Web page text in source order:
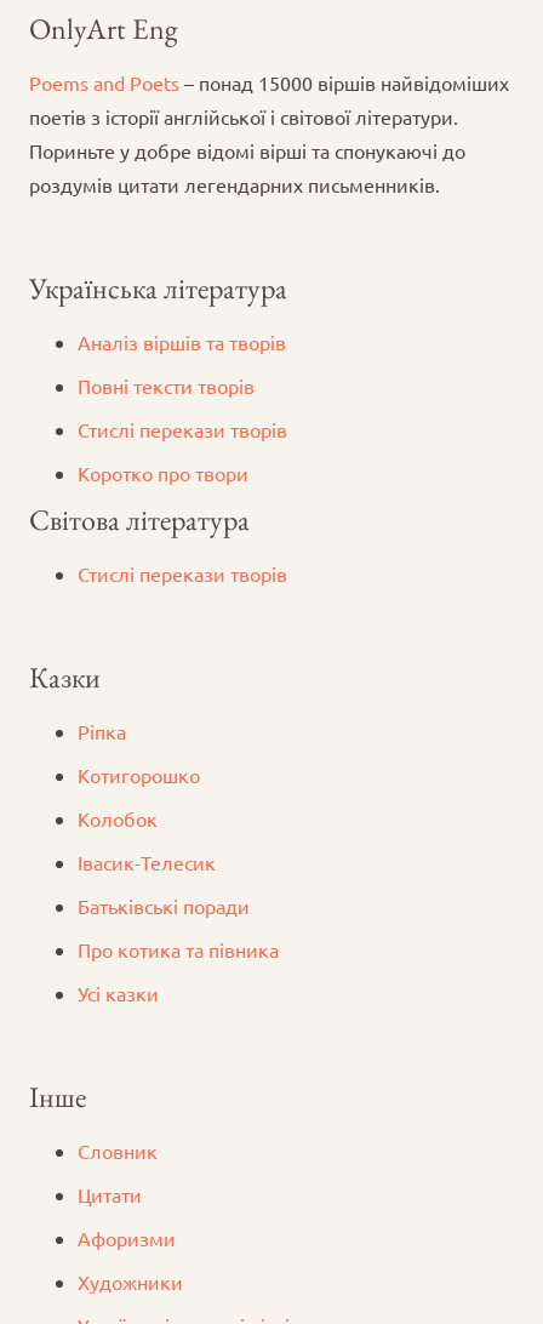
OnlyArt Eng
Poems and Poets – понад 15000 віршів найвідоміших
поетів з історії англійської і світової літератури.
Пориньте у добре відомі вірші та спонукаючі до
роздумів цитати легендарних письменників.
Українська література
Аналіз віршів та творів
Повні тексти творів
Стислі перекази творів
Коротко про твори
Світова література
Стислі перекази творів
Казки
Ріпка
Котигорошко
Колобок
Iвасик-Телесик
Батьківські поради
Про котика та півника
Усі казки
Інше
Словник
Цитати
Афоризми
Художники